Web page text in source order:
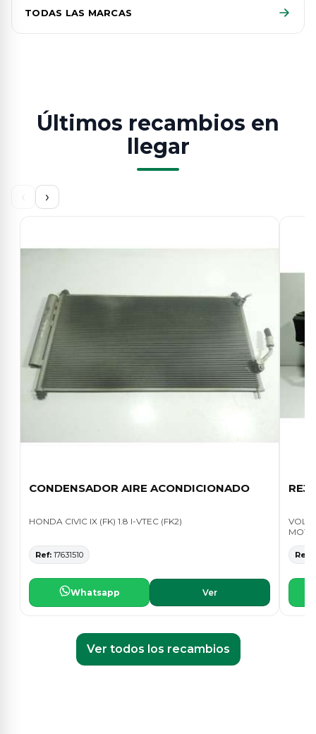
TODAS LAS MARCAS
Últimos recambios en
llegar
‹ ›
CONDENSADOR AIRE ACONDICIONADO
HONDA CIVIC IX (FK) 1.8 I-VTEC (FK2)
Ref: 17631510
Whatsapp Ver
Ref:
Ver todos los recambios